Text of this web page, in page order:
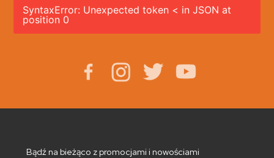
SyntaxError: Unexpected token < in JSON at
position 0
Bądź na bieżąco z promocjami i nowościami